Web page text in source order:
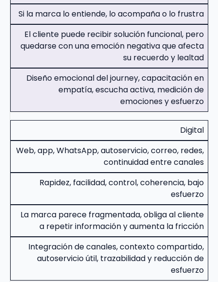
Si la marca lo entiende, lo acompaña o lo frustra
El cliente puede recibir solución funcional, pero
quedarse con una emoción negativa que afecta
su recuerdo y lealtad
Diseño emocional del journey, capacitación en
empatía, escucha activa, medición de
emociones y esfuerzo
Digital
Web, app, WhatsApp, autoservicio, correo, redes,
continuidad entre canales
Rapidez, facilidad, control, coherencia, bajo
esfuerzo
La marca parece fragmentada, obliga al cliente
a repetir información y aumenta la fricción
Integración de canales, contexto compartido,
autoservicio útil, trazabilidad y reducción de
esfuerzo